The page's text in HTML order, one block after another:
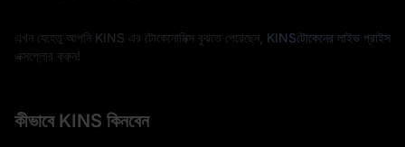
এখন যেহেতু আপনি KINS এর টোকেনোমিক্স বুঝতে পেরেছেন, KINSটোকেনের লাইভ প্রাইস
এক্সপ্লোর করুন!
কীভাবে KINS কিনবেন